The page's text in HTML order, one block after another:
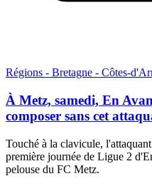
Régions - Bretagne - Côtes-
À Metz, samedi, En
composer sans cet
Touché à la clavicule,
première journée de Ligue 2
pelouse du FC Metz.